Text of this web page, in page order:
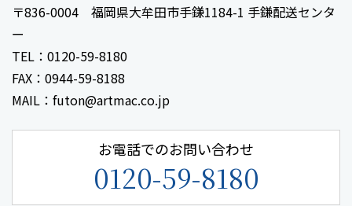
〒836-0004 福岡県大牟田市手鎌1184-1 手鎌配送センタ
ー
TEL：0120-59-8180
FAX：0944-59-8188
MAIL：futon@artmac.co.jp
お電話でのお問い合わせ
0120-59-8180